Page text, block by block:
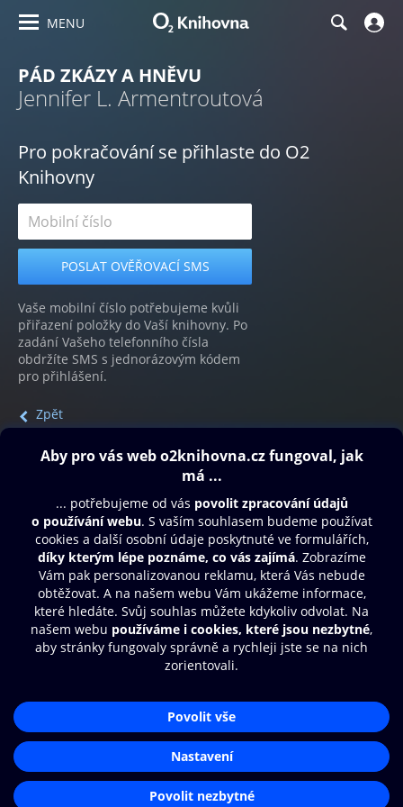
MENU
PÁD ZKÁZY A HNĚVU
Jennifer L. Armentroutová
Pro pokračování se přihlaste do O2
Knihovny
Vaše mobilní číslo potřebujeme kvůli
přiřazení položky do Vaší knihovny. Po
zadání Vašeho telefonního čísla
obdržíte SMS s jednorázovým kódem
pro přihlášení.
Zpět
Obsah ke stažení
Moje O2 Knihovna
Další zábava
© O2 Czech Republic a.s.
Přístupnost
Zásady zpracování osobních údajů
Nastavení cookies
Aplikace O2 Knihovna
Čti a poslouchej své e-knihy a
audioknihy rychleji a pohodlněji.